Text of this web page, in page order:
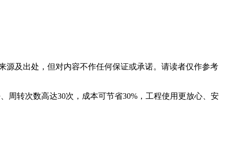
源及出处，但对内容不作任何保证或承诺。请读者仅作参考
周转次数高达30次，成本可节省30%，工程使用更放心、安